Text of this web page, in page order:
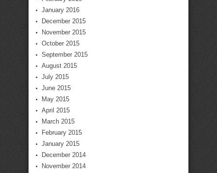
January 2016
December 2015
November 2015
October 2015
September 2015
August 2015
July 2015
June 2015
May 2015
April 2015
March 2015
February 2015
January 2015
December 2014
November 2014